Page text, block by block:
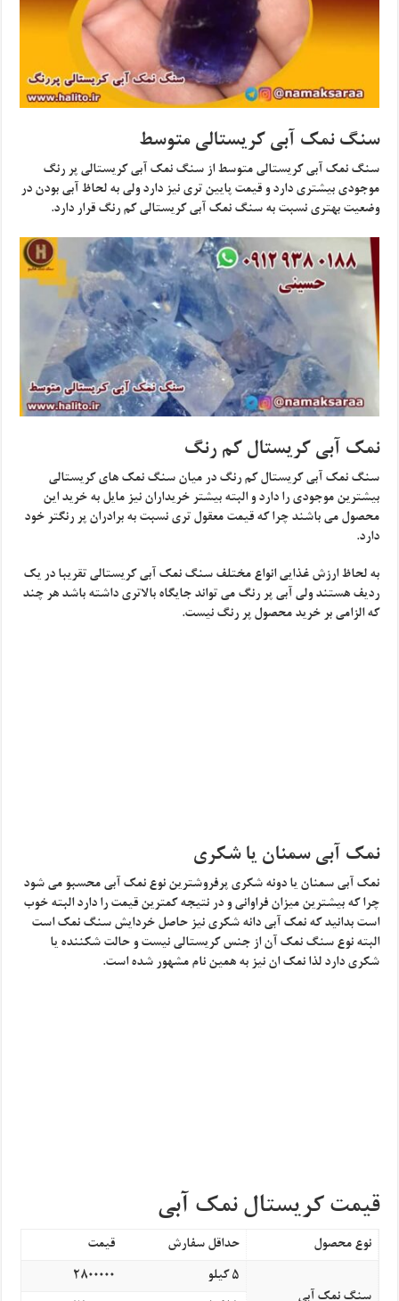
سنگ نمک آبی کریستالی متوسط
سنگ نمک آبی کریستالی متوسط از سنگ نمک آبی کریستالی پر رنگ
موجودی بیشتری دارد و قیمت پایین تری نیز دارد ولی به لحاظ آبی بودن در
وضعیت بهتری نسبت به سنگ نمک آبی کریستالی کم رنگ قرار دارد.
نمک آبی کریستال کم رنگ
سنگ نمک آبی کریستال کم رنگ در میان سنگ نمک های کریستالی
بیشترین موجودی را دارد و البته بیشتر خریداران نیز مایل به خرید این
محصول می باشند چرا که قیمت معقول تری نسبت به برادران پر رنگتر خود
دارد.
به لحاظ ارزش غذایی انواع مختلف سنگ نمک آبی کریستالی تقریبا در یک
ردیف هستند ولی آبی پر رنگ می تواند جایگاه بالاتری داشته باشد هر چند
که الزامی بر خرید محصول پر رنگ نیست.
نمک آبی سمنان یا شکری
نمک آبی سمنان یا دونه شکری پرفروشترین نوع نمک آبی محسبو می شود
چرا که بیشترین میزان فراوانی و در نتیجه کمترین قیمت را دارد البته خوب
است بدانید که نمک آبی دانه شکری نیز حاصل خردایش سنگ نمک است
البته نوع سنگ نمک آن از جنس کریستالی نیست و حالت شکننده یا
شکری دارد لذا نمک ان نیز به همین نام مشهور شده است.
قیمت کریستال نمک آبی
نوع محصول حداقل سفارش قیمت
سنگ نمک آبی
5 کیلو 2800000